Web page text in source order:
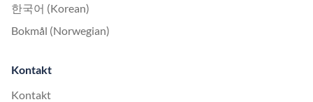
한국어 (Korean)
Bokmål (Norwegian)
Kontakt
Kontakt